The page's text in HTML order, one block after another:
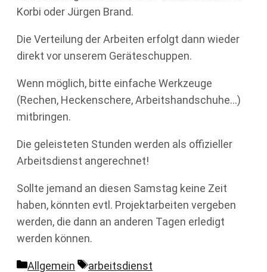
Korbi oder Jürgen Brand.
Die Verteilung der Arbeiten erfolgt dann wieder
direkt vor unserem Geräteschuppen.
Wenn möglich, bitte einfache Werkzeuge
(Rechen, Heckenschere, Arbeitshandschuhe…)
mitbringen.
Die geleisteten Stunden werden als offizieller
Arbeitsdienst angerechnet!
Sollte jemand an diesen Samstag keine Zeit
haben, könnten evtl. Projektarbeiten vergeben
werden, die dann an anderen Tagen erledigt
werden können.
Kategorien
Allgemein Schlagwörter
arbeitsdienst